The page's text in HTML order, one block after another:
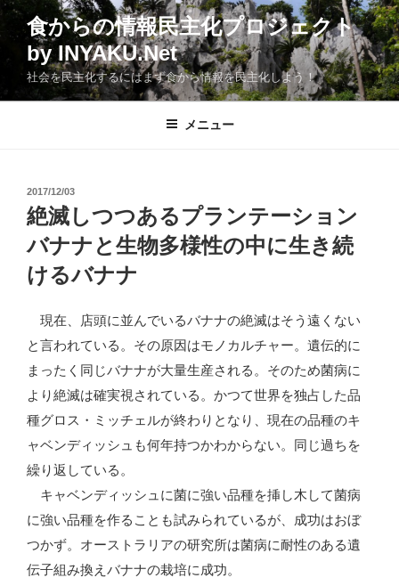
コ
食からの情報民主化プロジェクト
by INYAKU.Net
社会を民主化するにはまず食から情報を民主化しよう！
メニュー
投
稿
日:
2017/12/03
絶滅しつつあるプランテーション
バナナと生物多様性の中に生き続
けるバナナ
現在、店頭に並んでいるバナナの絶滅はそう遠くない
と言われている。その原因はモノカルチャー。遺伝的に
まったく同じバナナが大量生産される。そのため菌病に
より絶滅は確実視されている。かつて世界を独占した品
種グロス・ミッチェルが終わりとなり、現在の品種のキ
ャベンディッシュも何年持つかわからない。同じ過ちを
繰り返している。
キャベンディッシュに菌に強い品種を挿し木して菌病
に強い品種を作ることも試みられているが、成功はおぼ
つかず。オーストラリアの研究所は菌病に耐性のある遺
伝子組み換えバナナの栽培に成功。